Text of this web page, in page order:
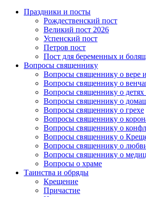
Праздники и посты
Рождественский пост
Великий пост 2026
Успенский пост
Петров пост
Пост для беременных и
Вопросы священнику
Вопросы священнику о вере
Вопросы священнику о
Вопросы священнику о детях
Вопросы священнику о
Вопросы священнику о грехе
Вопросы священнику о
Вопросы священнику о
Вопросы священнику о
Вопросы священнику о
Вопросы священнику о
Вопросы о храме
Таинства и обряды
Крещение
Причастие